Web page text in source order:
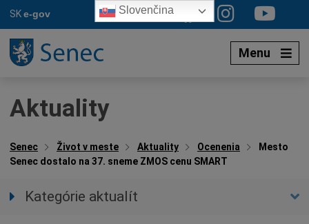
SKe-gov
Menu
Aktuality
Senec Život v meste Aktuality Ocenenia
Mesto
Senec dostalo na 37. sneme ZMOS cenu SMART
Kategórie aktualít
Slovenčina